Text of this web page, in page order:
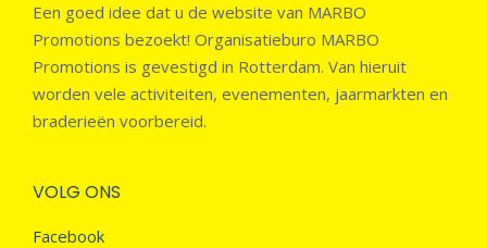
Een goed idee dat u de website van MARBO
Promotions bezoekt! Organisatieburo MARBO
Promotions is gevestigd in Rotterdam. Van hieruit
worden vele activiteiten, evenementen, jaarmarkten en
braderieën voorbereid.
VOLG ONS
Facebook